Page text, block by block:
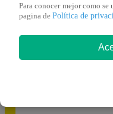
Monique Pardo y
a la ‘Carta dulce’ en
Para conocer mejor como
pagina de Política de